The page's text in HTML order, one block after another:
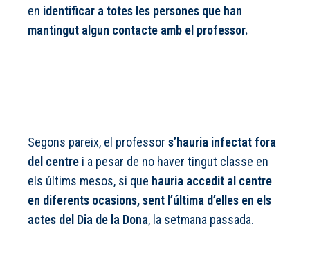
en identificar a totes les persones que han
mantingut algun contacte amb el professor.
Segons pareix, el professor s’hauria infectat fora
del centre i a pesar de no haver tingut classe en
els últims mesos, si que hauria accedit al centre
en diferents ocasions, sent l’última d’elles en els
actes del Dia de la Dona, la setmana passada.